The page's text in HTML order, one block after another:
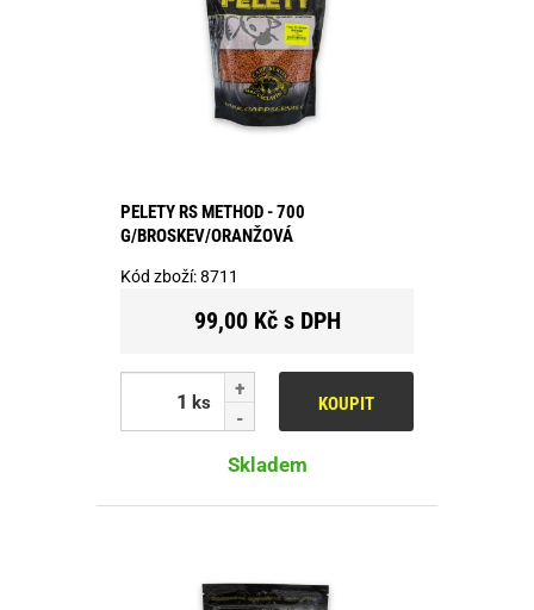
PELETY RS METHOD - 700
G/BROSKEV/ORANŽOVÁ
Kód zboží:8711
99,00 Kč s DPH
ks KOUPIT
Skladem